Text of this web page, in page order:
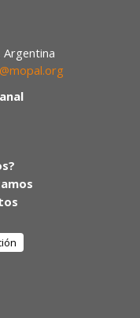
Argentina